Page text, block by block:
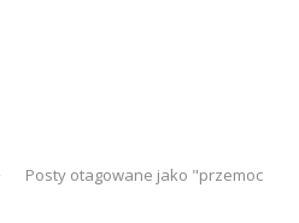
Posty otagowane jako "przemoc